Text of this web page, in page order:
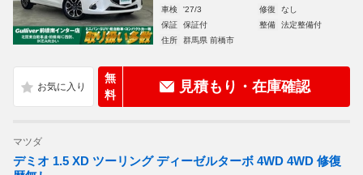
車検
'27/3 修復
なし
保証
保証付 整備
法定整備付
住所
群馬県 前橋市
無
料
見積もり・在庫確認
マツダ
デミオ 1.5 XD ツーリング ディーゼルターボ 4WD 4WD 修復